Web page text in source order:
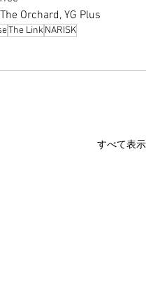
Orchard, YG Plus
The LinkNARISK
すべて表示